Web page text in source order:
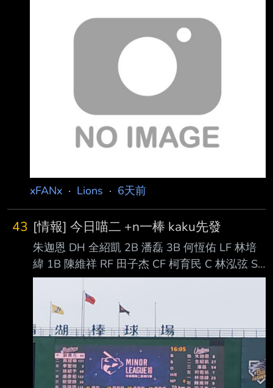
20% 樂天桃猿 vs. 統一7-ELEVEN獅 對戰打擊率
上壘率 1 張皓崴 RF (L) - 無對戰過 2 陳傑憲 LF
(L) 0.258 (8-31) 0.385 1HR 7BB 2K 3 林子豪
1B (L) 0.250 (6-24) 0.308 3H
xFANx · Lions · 6天前
43 [情報] 今日喵二 +n一棒 kaku先發
朱迦恩 DH 全紹凱 2B 潘磊 3B 何恆佑 LF 林培
緯 1B 陳維祥 RF 田子杰 CF 柯育民 C 林泓弦 SS
郭俊麟 P 中職官方轉播
https://www.youtube.com/live/5OVV4GWqKqs
?si=8ntmxqvOTk3LNXz1 ----- Sent from JPTT
on my Samsung SM-A5660. --